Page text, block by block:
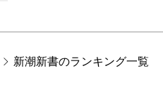
新潮新書のランキング一覧